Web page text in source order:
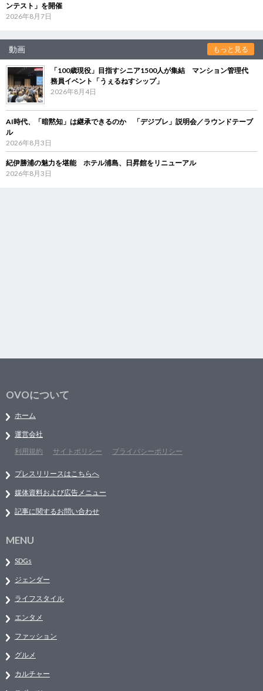
ンテスト」を開催
2026年8月7日
動画 もっと見る
「100歳現役」目指すシニア1500人が集結 マンション管理代
務員イベント「うぇるねすシップ」
2026年8月4日
AI時代、「暗黙知」は継承できるのか 「デジブレ」説明会／ラウンドテーブ
ル
2026年8月3日
紀伊勝浦の魅力を堪能 ホテル浦島、日昇館をリニューアル
2026年8月3日
OVOについて
ホーム
運営会社
利用規約
サイトポリシー プライバシーポリシー
プレスリリースはこちらへ
媒体資料および広告メニュー
記事に関するお問い合わせ
MENU
SDGs
ジェンダー
ライフスタイル
エンタメ
ファッション
グルメ
カルチャー